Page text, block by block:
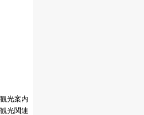
観光案内
観光関連